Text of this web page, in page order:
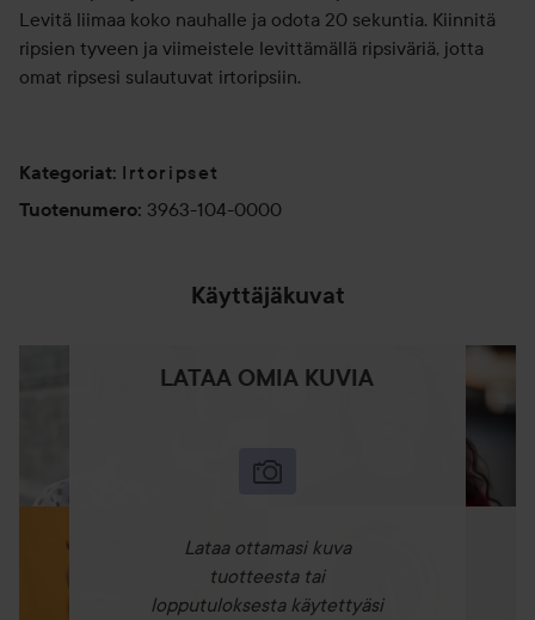
Levitä liimaa koko nauhalle ja odota 20 sekuntia. Kiinnitä
ripsien tyveen ja viimeistele levittämällä ripsiväriä, jotta
omat ripsesi sulautuvat irtoripsiin.
Kategoriat: Irtoripset
Tuotenumero: 3963-104-0000
Käyttäjäkuvat
LATAA OMIA KUVIA
Lataa ottamasi kuva
tuotteesta tai
lopputuloksesta käytettyäsi